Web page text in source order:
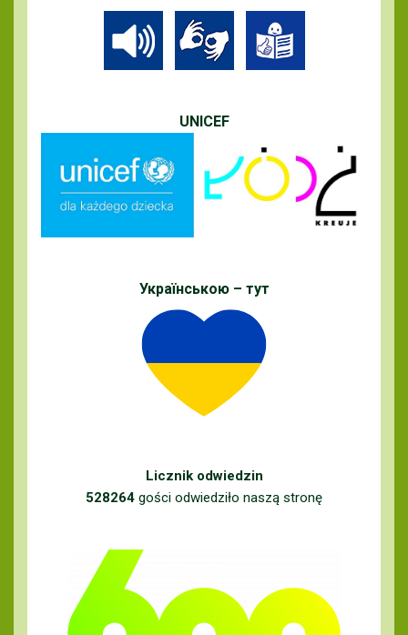
UNICEF
Українською – тут
Licznik odwiedzin
528264 gości odwiedziło naszą stronę